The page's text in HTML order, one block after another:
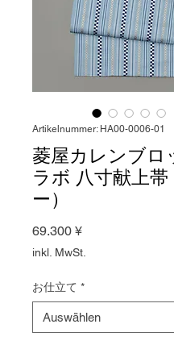
Artikelnummer: HA00-0006-01
菱屋カレンブロ
ラボ 八寸献上帯
ー）
69.300 ¥Preis
inkl. MwSt.
お仕立て *